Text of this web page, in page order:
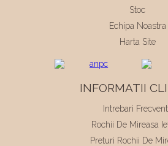
Stoc
Echipa Noastra
Harta Site
INFORMATII
Intrebari
Rochii De Mireasa
Preturi Rochii De